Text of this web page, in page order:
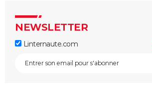
NEWSLETTER
Linternaute.com